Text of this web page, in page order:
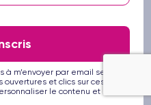
les
étrangers, il
auprès des
ambassades…).
à m’envoyer par email ses
et clics sur ces
le contenu et la